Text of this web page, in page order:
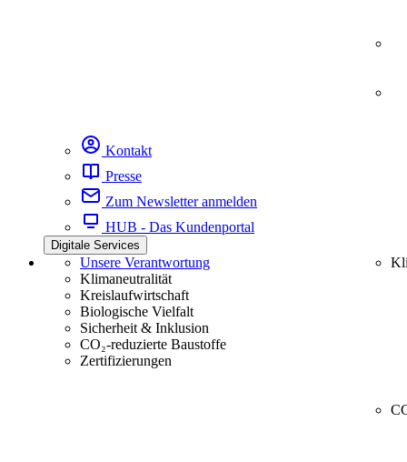
Kontakt
Presse
Zum Newsletter anmelden
HUB - Das Kundenportal
Digitale Services
Unsere Verantwortung
Klimaneutralität
Kreislaufwirtschaft
Biologische Vielfalt
Sicherheit & Inklusion
CO₂-reduzierte Baustoffe
Zertifizierungen